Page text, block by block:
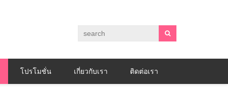
โปรโมชั่น เกี่ยวกับเรา ติดต่อเรา